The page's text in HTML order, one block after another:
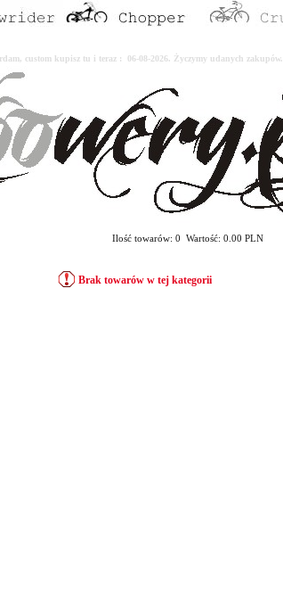
custom kupisz tu i teraz : 06-08-2026. Życzymy udanych zakupów.
Ilość towarów: 0 Wartość: 0.00 PLN
Brak towarów w tej kategorii